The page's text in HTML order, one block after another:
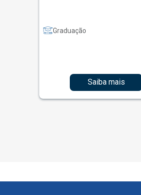
Graduação
Saiba mais